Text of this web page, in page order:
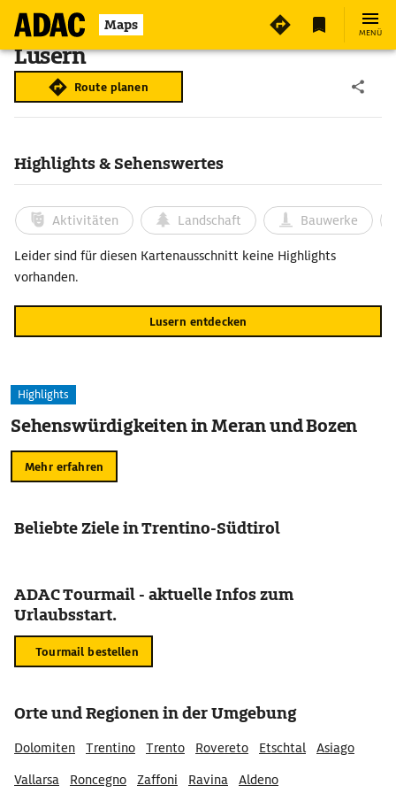
Maps MENÜ
Lusern
Route planen
Highlights & Sehenswertes
Aktivitäten Landschaft Bauwerke
Leider sind für diesen Kartenausschnitt keine Highlights
vorhanden.
Lusern entdecken
Highlights
Sehenswürdigkeiten in Meran und Bozen
Mehr erfahren
Beliebte Ziele in Trentino-Südtirol
ADAC Tourmail - aktuelle Infos zum
Urlaubsstart.
Tourmail bestellen
Orte und Regionen in der Umgebung
Dolomiten Trentino Trento Rovereto Etschtal
Asiago
Vallarsa
Roncegno Zaffoni Ravina Aldeno